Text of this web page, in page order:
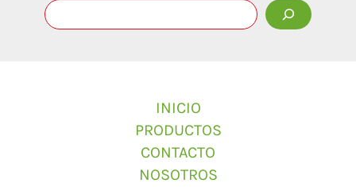
INICIO
PRODUCTOS
CONTACTO
NOSOTROS